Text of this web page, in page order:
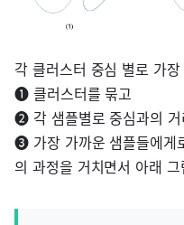
각 클러스터 중심 별로 가
➊ 클러스터를 묶고
➋ 각 샘플별로 중심과의 거
➌ 가장 가까운 샘플들에게
의 과정을 거치면서 아래